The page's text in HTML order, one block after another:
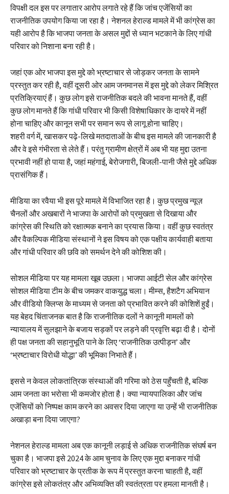
विपक्षी दल इस पर लगातार आरोप लगाते रहे हैं कि जांच एजेंसियों का
राजनीतिक उपयोग किया जा रहा है। नेशनल हेराल्ड मामले में भी कांग्रेस का
यही आरोप है कि भाजपा जनता के असल मुद्दों से ध्यान भटकाने के लिए गांधी
परिवार को निशाना बना रही है।
जहां एक ओर भाजपा इस मुद्दे को भ्रष्टाचार से जोड़कर जनता के सामने
प्रस्तुत कर रही है, वहीं दूसरी ओर आम जनमानस में इस मुद्दे को लेकर मिश्रित
प्रतिक्रियाएं हैं। कुछ लोग इसे राजनीतिक बदले की भावना मानते हैं, वहीं
कुछ लोग मानते हैं कि गांधी परिवार भी किसी विशेषाधिकार के दायरे में नहीं
होना चाहिए और कानून सभी पर समान रूप से लागू होना चाहिए।
शहरी वर्ग में, खासकर पढ़े-लिखे मतदाताओं के बीच इस मामले की जानकारी है
और वे इसे गंभीरता से लेते हैं। परंतु ग्रामीण क्षेत्रों में अब भी यह मुद्दा उतना
प्रभावी नहीं हो पाया है, जहां महंगाई, बेरोजगारी, बिजली-पानी जैसे मुद्दे अधिक
प्रासंगिक हैं।
मीडिया का रवैया भी इस पूरे मामले में विभाजित रहा है। कुछ प्रमुख न्यूज़
चैनलों और अखबारों ने भाजपा के आरोपों को प्रमुखता से दिखाया और
कांग्रेस की स्थिति को रक्षात्मक बनाने का प्रयास किया। वहीं कुछ स्वतंत्र
और वैकल्पिक मीडिया संस्थानों ने इस विषय को एक पक्षीय कार्यवाही बताया
और गांधी परिवार की छवि को समर्थन देने की कोशिश की।
सोशल मीडिया पर यह मामला खूब उछला। भाजपा आईटी सेल और कांग्रेस
सोशल मीडिया टीम के बीच जमकर वाकयुद्ध चला। मीम्स, हैशटैग अभियान
और वीडियो क्लिप्स के माध्यम से जनता को प्रभावित करने की कोशिशें हुईं।
यह बेहद चिंताजनक बात है कि राजनीतिक दलों ने कानूनी मामलों को
न्यायालय में सुलझाने के बजाय सड़कों पर लड़ने की प्रवृत्ति बढ़ा दी है। दोनों
ही पक्ष जनता की सहानुभूति पाने के लिए ‘राजनीतिक उत्पीड़न’ और
‘भ्रष्टाचार विरोधी योद्धा’ की भूमिका निभाते हैं।
इससे न केवल लोकतांत्रिक संस्थाओं की गरिमा को ठेस पहुँचती है, बल्कि
आम जनता का भरोसा भी कमजोर होता है। क्या न्यायपालिका और जांच
एजेंसियों को निष्पक्ष काम करने का अवसर दिया जाएगा या उन्हें भी राजनीतिक
अखाड़ा बना दिया जाएगा?
नेशनल हेराल्ड मामला अब एक कानूनी लड़ाई से अधिक राजनीतिक संघर्ष बन
चुका है। भाजपा इसे 2024 के आम चुनाव के लिए एक मुद्दा बनाकर गांधी
परिवार को भ्रष्टाचार के प्रतीक के रूप में प्रस्तुत करना चाहती है, वहीं
कांग्रेस इसे लोकतंत्र और अभिव्यक्ति की स्वतंत्रता पर हमला मानती है।